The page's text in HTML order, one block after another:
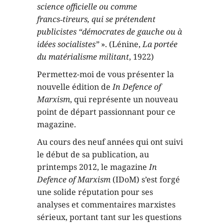
science officielle ou comme
francs‑tireurs, qui se prétendent
publicistes “démocrates de gauche ou à
idées socialistes”». (Lénine,La portée
du matérialisme militant, 1922)
Permettez-moi de vous présenter la
nouvelle édition deIn Defence of
Marxism, qui représente un nouveau
point de départ passionnant pour ce
magazine.
Au cours des neuf années qui ont suivi
le début de sa publication, au
printemps 2012, le magazineIn
Defence of Marxism (IDoM) s’est forgé
une solide réputation pour ses
analyses et commentaires marxistes
sérieux, portant tant sur les questions